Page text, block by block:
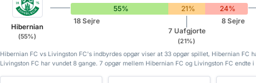
Hibernian
(55%)
55% 21% 24%
18 Sejre
7 Uafgjorte
(21%)
8 Sejre
Hibernian FC vs Livingston FC's indbyrdes opgør viser at 33 opgør spillet, Hibernian FC
Livingston FC har vundet 8 gange. 7 opgør mellem Hibernian FC og Livingston FC endte